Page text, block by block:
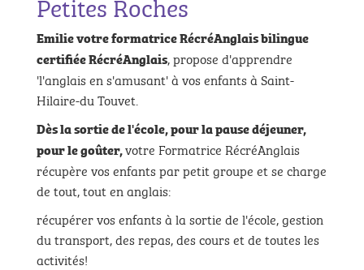
Emilievotre formatrice RécréAnglais bilingue
certifiée RécréAnglais, propose d'apprendre
'l'anglais en s'amusant' à vos enfants à Saint-
Hilaire-du Touvet.
Dès la sortie de l'école,pour la pause déjeuner,
pour le goûter,votre Formatrice RécréAnglais
récupère vos enfants par petit groupe et se charge
de tout, tout en anglais:
récupérer vos enfants à la sortie de l'école, gestion
du transport, des repas, des cours et de toutes les
activités!